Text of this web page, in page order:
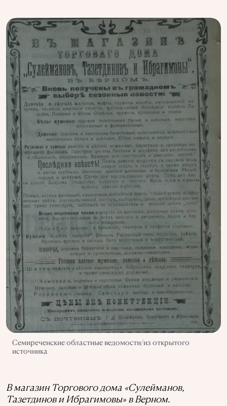
Семиреченские областные ведомости/из открытого
источника
В магазин Торгового дома «Сулейманов,
Тазетдинов и Ибрагимовы» в Верном.